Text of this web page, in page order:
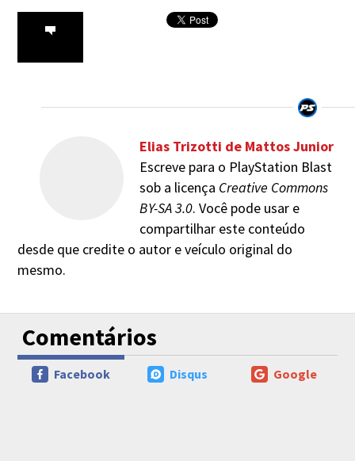
Elias Trizotti de Mattos Junior
Escreve para o PlayStation Blast
sob a licença Creative Commons
BY-SA 3.0. Você pode usar e
compartilhar este conteúdo
desde que credite o autor e veículo original do
mesmo.
Comentários
Google
Disqus
Facebook